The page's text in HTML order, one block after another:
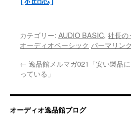
カテゴリー: AUDIO BASIC, 社長の
オーディオベーシック パーマリンク
← 逸品館メルマガ021「安い製品
っている」
オーディオ逸品館ブログ